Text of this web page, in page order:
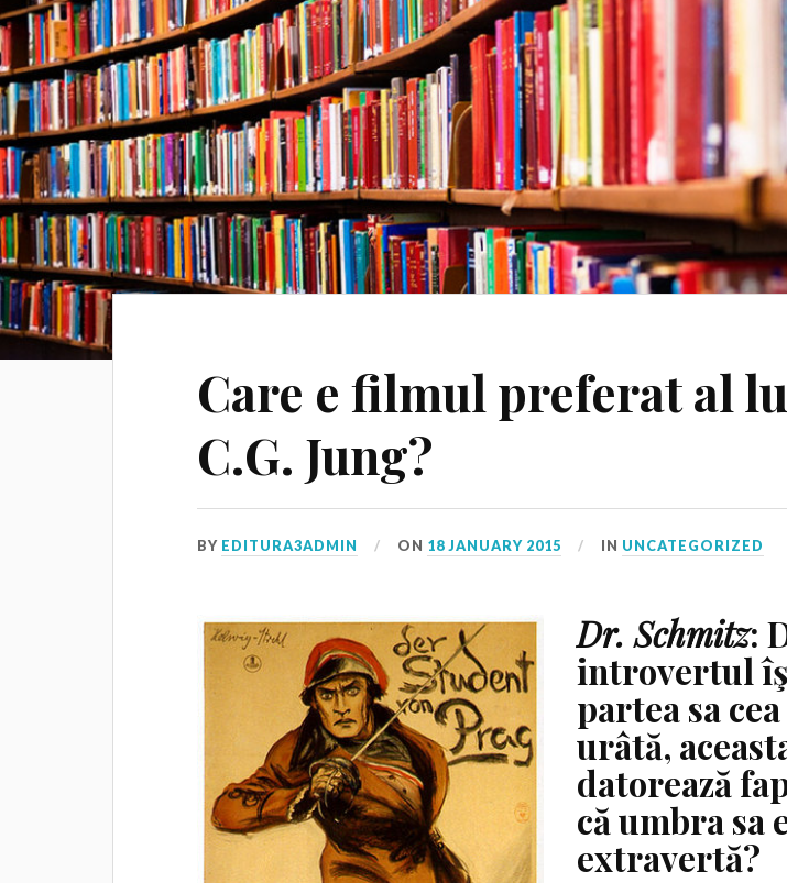
Care e filmul preferat al
C.G. Jung?
BY EDITURA3ADMIN ON 18 JANUARY 2015 IN UNCATEGORIZED
Dr. Schmitz:
introvertul
partea sa
urâtă,
datorează
că umbra sa
extravertă?